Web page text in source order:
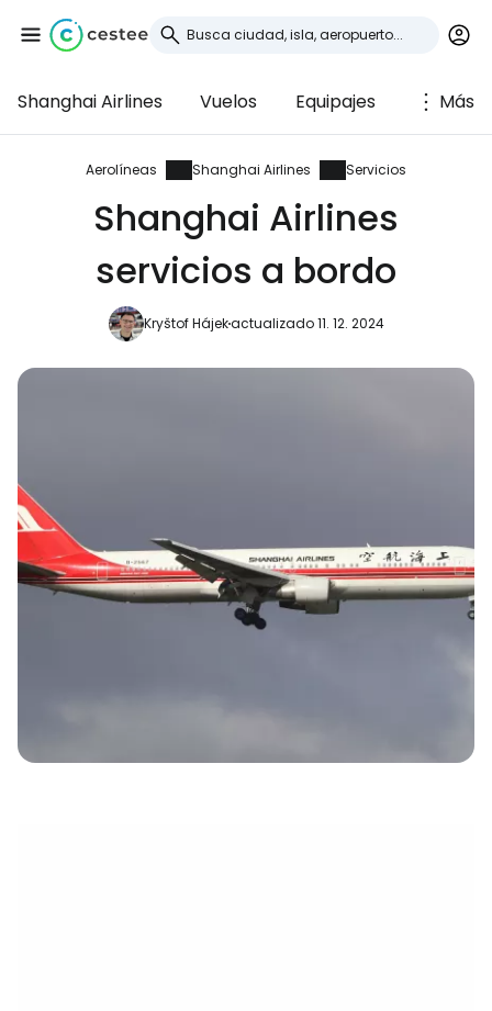
Shanghai Airlines Vuelos Equipajes Más
Aerolíneas Shanghai Airlines Servicios
Shanghai Airlines
servicios a bordo
Kryštof Hájekactualizado 11. 12. 2024
Iniciar sesión en
Cestee
... la comunidad mundial de viajeros